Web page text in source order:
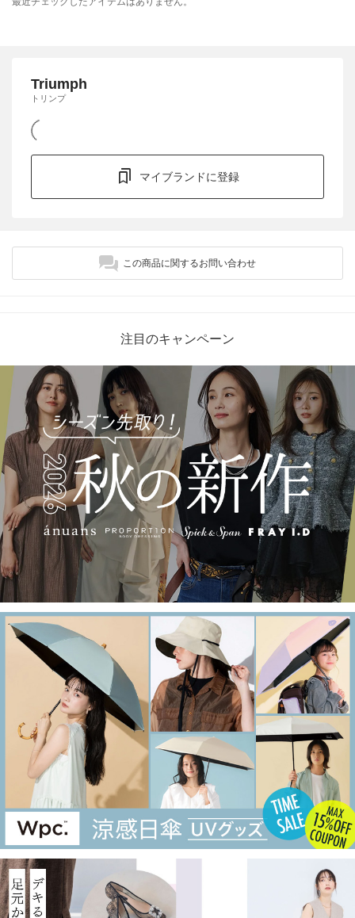
Triumph
トリンプ
マイブランドに登録
この商品に関するお問い合わせ
注目のキャンペーン